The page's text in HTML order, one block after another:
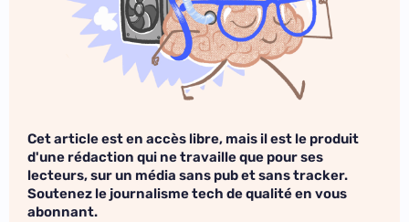
Cet article est en accès libre, mais il est le produit
d'une rédaction qui ne travaille que pour ses
lecteurs, sur un média sans pub et sans tracker.
Soutenez le journalisme tech de qualité en vous
abonnant.